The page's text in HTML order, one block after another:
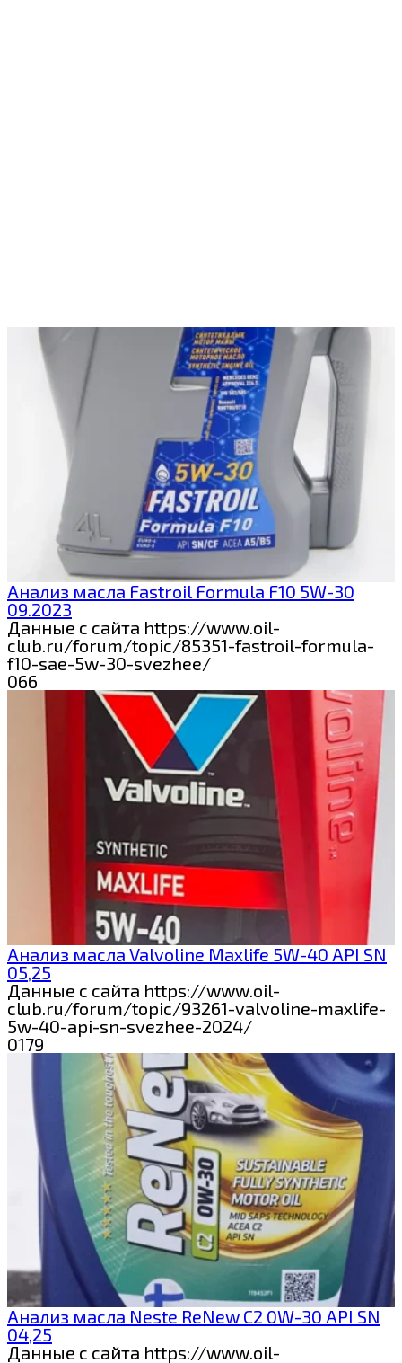
Анализ масла Fastroil Formula F10 5W-30
09.2023
Данные с сайта https://www.oil-
club.ru/forum/topic/85351-fastroil-formula-
f10-sae-5w-30-svezhee/
066
Анализ масла Valvoline Maxlife 5W-40 API SN
05,25
Данные с сайта https://www.oil-
club.ru/forum/topic/93261-valvoline-maxlife-
5w-40-api-sn-svezhee-2024/
0179
Анализ масла Neste ReNew C2 0W-30 API SN
04,25
Данные с сайта https://www.oil-